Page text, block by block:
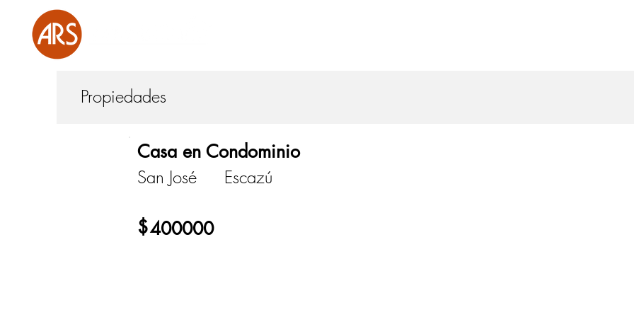
Propiedades
Casa en Condominio
San José
Escazú
400000
$